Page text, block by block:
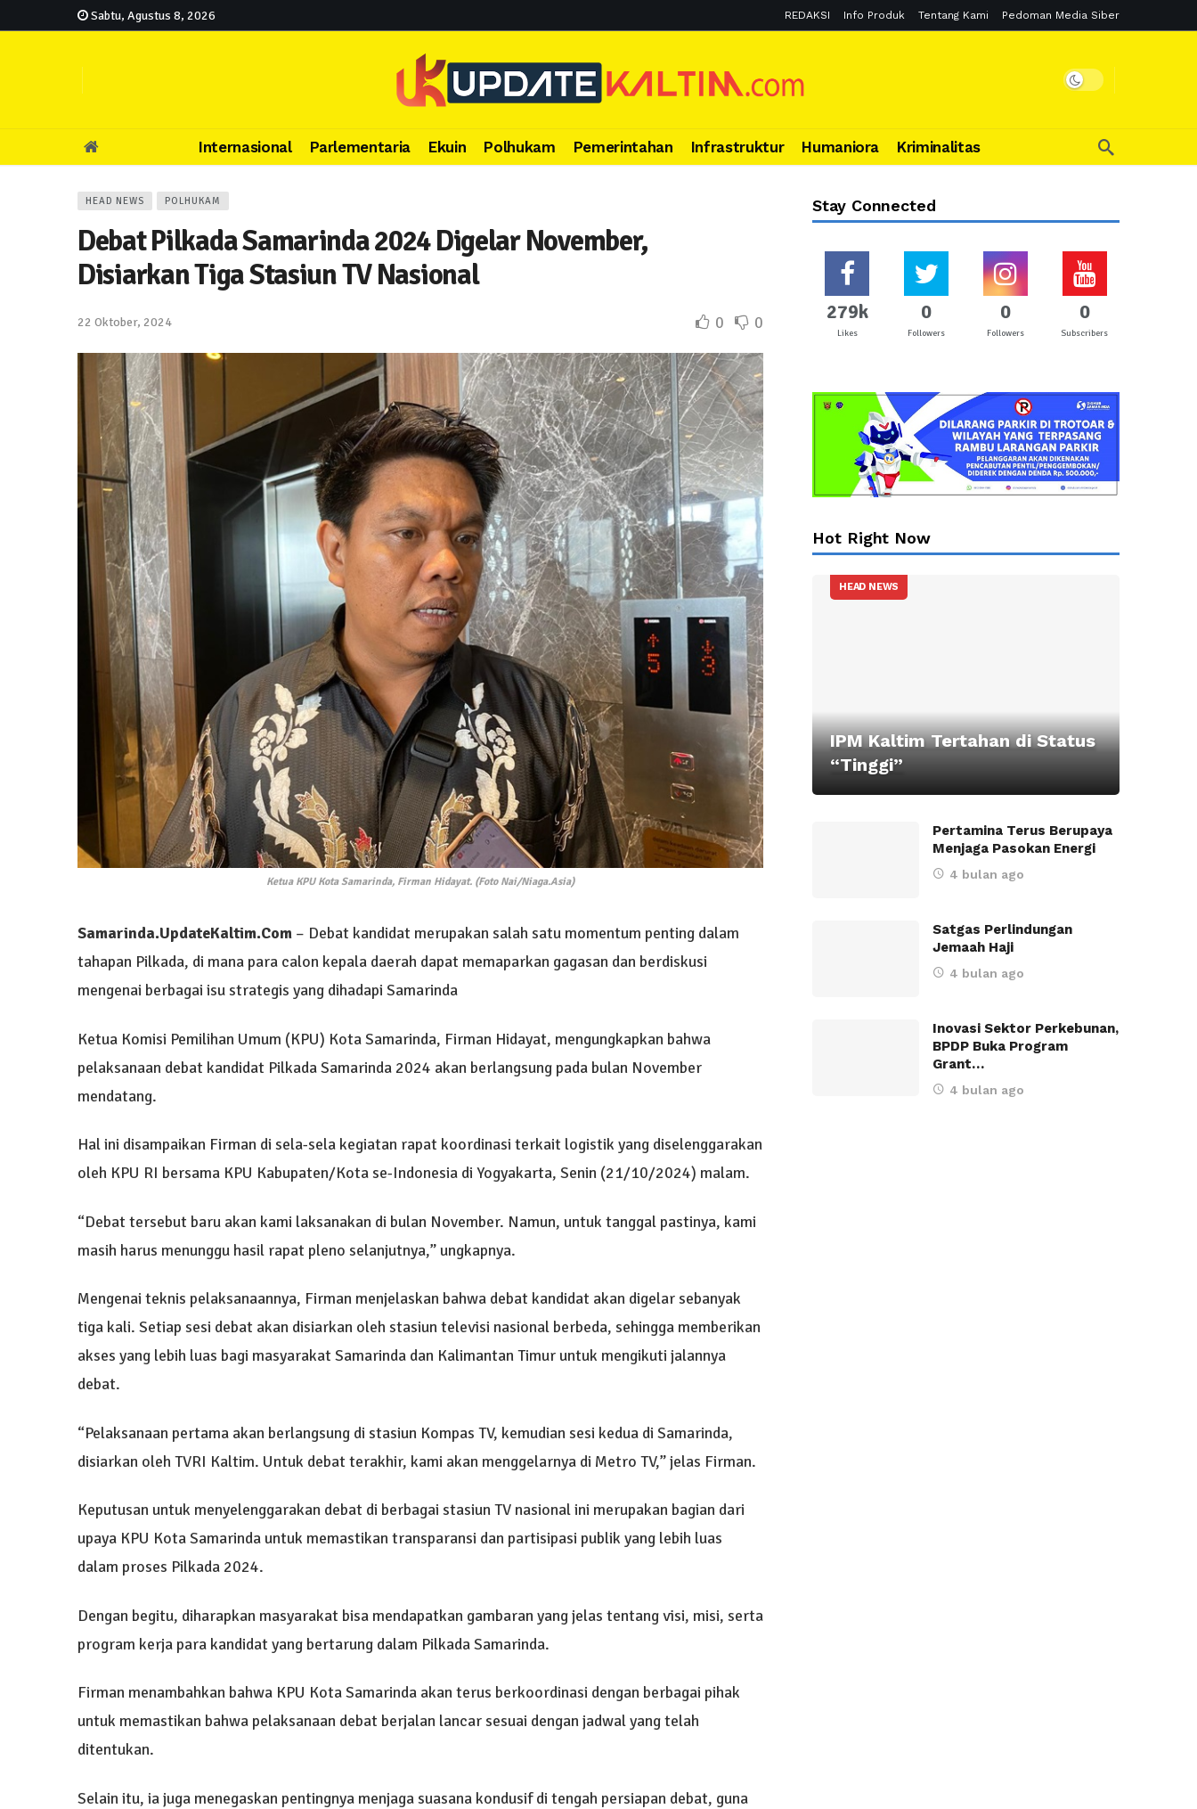
Sabtu, Agustus 8, 2026 REDAKSI Info Produk Tentang Kami Pedoman Media Siber
Internasional Parlementaria Ekuin Polhukam Pemerintahan Infrastruktur Humaniora Kriminalitas
HEAD NEWS POLHUKAM
Debat Pilkada Samarinda 2024 Digelar November,
Disiarkan Tiga Stasiun TV Nasional
22 Oktober, 2024 0 0
Ketua KPU Kota Samarinda, Firman Hidayat. (Foto Nai/Niaga.Asia)
Samarinda.UpdateKaltim.Com – Debat kandidat merupakan salah satu momentum penting dalam
tahapan Pilkada, di mana para calon kepala daerah dapat memaparkan gagasan dan berdiskusi
mengenai berbagai isu strategis yang dihadapi Samarinda
Ketua Komisi Pemilihan Umum (KPU) Kota Samarinda, Firman Hidayat, mengungkapkan bahwa
pelaksanaan debat kandidat Pilkada Samarinda 2024 akan berlangsung pada bulan November
mendatang.
Hal ini disampaikan Firman di sela-sela kegiatan rapat koordinasi terkait logistik yang diselenggarakan
oleh KPU RI bersama KPU Kabupaten/Kota se-Indonesia di Yogyakarta, Senin (21/10/2024) malam.
“Debat tersebut baru akan kami laksanakan di bulan November. Namun, untuk tanggal pastinya, kami
masih harus menunggu hasil rapat pleno selanjutnya,” ungkapnya.
Mengenai teknis pelaksanaannya, Firman menjelaskan bahwa debat kandidat akan digelar sebanyak
tiga kali. Setiap sesi debat akan disiarkan oleh stasiun televisi nasional berbeda, sehingga memberikan
akses yang lebih luas bagi masyarakat Samarinda dan Kalimantan Timur untuk mengikuti jalannya
debat.
“Pelaksanaan pertama akan berlangsung di stasiun Kompas TV, kemudian sesi kedua di Samarinda,
disiarkan oleh TVRI Kaltim. Untuk debat terakhir, kami akan menggelarnya di Metro TV,” jelas Firman.
Keputusan untuk menyelenggarakan debat di berbagai stasiun TV nasional ini merupakan bagian dari
upaya KPU Kota Samarinda untuk memastikan transparansi dan partisipasi publik yang lebih luas
dalam proses Pilkada 2024.
Dengan begitu, diharapkan masyarakat bisa mendapatkan gambaran yang jelas tentang visi, misi, serta
program kerja para kandidat yang bertarung dalam Pilkada Samarinda.
Firman menambahkan bahwa KPU Kota Samarinda akan terus berkoordinasi dengan berbagai pihak
untuk memastikan bahwa pelaksanaan debat berjalan lancar sesuai dengan jadwal yang telah
ditentukan.
Selain itu, ia juga menegaskan pentingnya menjaga suasana kondusif di tengah persiapan debat, guna
Stay Connected
279k
Likes
0
Followers
0
Followers
0
Subscribers
Hot Right Now
HEAD NEWS
IPM Kaltim Tertahan di Status
“Tinggi”
Pertamina Terus Berupaya
Menjaga Pasokan Energi
4 bulan ago
Satgas Perlindungan
Jemaah Haji
4 bulan ago
Inovasi Sektor Perkebunan,
BPDP Buka Program
Grant…
4 bulan ago